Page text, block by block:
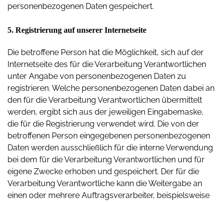
personenbezogenen Daten gespeichert.
5. Registrierung auf unserer Internetseite
Die betroffene Person hat die Möglichkeit, sich auf der
Internetseite des für die Verarbeitung Verantwortlichen
unter Angabe von personenbezogenen Daten zu
registrieren. Welche personenbezogenen Daten dabei an
den für die Verarbeitung Verantwortlichen übermittelt
werden, ergibt sich aus der jeweiligen Eingabemaske,
die für die Registrierung verwendet wird. Die von der
betroffenen Person eingegebenen personenbezogenen
Daten werden ausschließlich für die interne Verwendung
bei dem für die Verarbeitung Verantwortlichen und für
eigene Zwecke erhoben und gespeichert. Der für die
Verarbeitung Verantwortliche kann die Weitergabe an
einen oder mehrere Auftragsverarbeiter, beispielsweise